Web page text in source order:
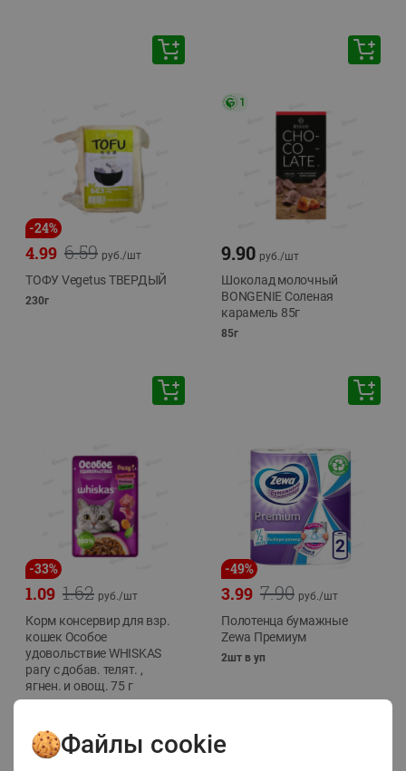
-24%
6.59
4.99 руб./шт
ТОФУ Vegetus ТВЕРДЫЙ
230г
1
9.90 руб./шт
Шоколад молочный
BONGENIE Соленая
карамель 85г
85г
-33%
1.62
1.09 руб./шт
Корм консервир для взр.
кошек Особое
удовольствие WHISKAS
рагу с добав. телят. ,
ягнен. и овощ. 75 г
-49%
7.90
3.99 руб./шт
Полотенца бумажные
Zewa Премиум
2шт в уп
Файлы cookie